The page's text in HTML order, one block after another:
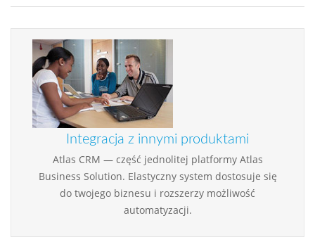
Integracja z innymi produktami
Atlas CRM — część jednolitej platformy Atlas
Business Solution. Elastyczny system dostosuje się
do twojego biznesu i rozszerzy możliwość
automatyzacji.